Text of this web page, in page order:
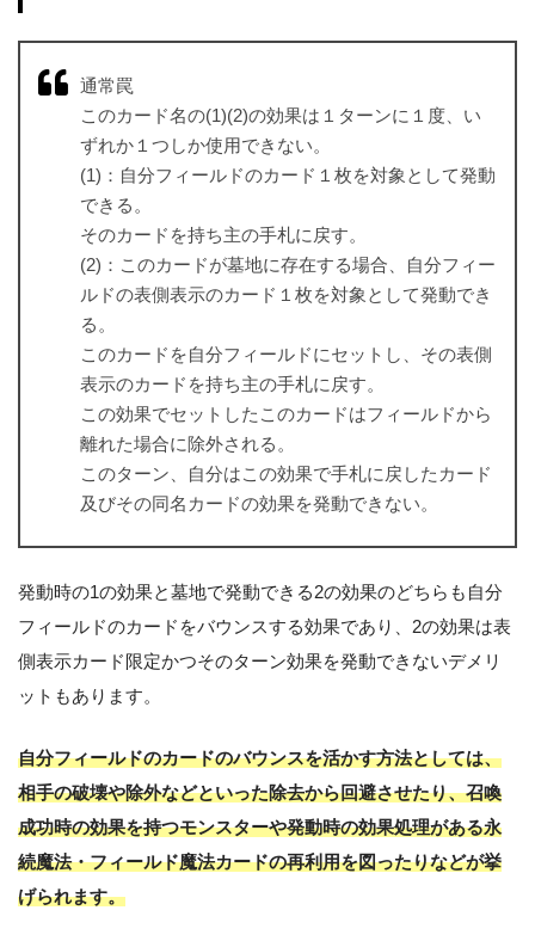
通常罠
このカード名の(1)(2)の効果は１ターンに１度、い
ずれか１つしか使用できない。
(1)：自分フィールドのカード１枚を対象として発動
できる。
そのカードを持ち主の手札に戻す。
(2)：このカードが墓地に存在する場合、自分フィー
ルドの表側表示のカード１枚を対象として発動でき
る。
このカードを自分フィールドにセットし、その表側
表示のカードを持ち主の手札に戻す。
この効果でセットしたこのカードはフィールドから
離れた場合に除外される。
このターン、自分はこの効果で手札に戻したカード
及びその同名カードの効果を発動できない。
発動時の1の効果と墓地で発動できる2の効果のどちらも自分
フィールドのカードをバウンスする効果であり、2の効果は表
側表示カード限定かつそのターン効果を発動できないデメリ
ットもあります。
自分フィールドのカードのバウンスを活かす方法としては、
相手の破壊や除外などといった除去から回避させたり、召喚
成功時の効果を持つモンスターや発動時の効果処理がある永
続魔法・フィールド魔法カードの再利用を図ったりなどが挙
げられます。